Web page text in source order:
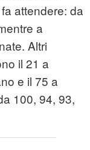
attendere: da
a
Altri
il 21 a
e il 75 a
100, 94, 93,